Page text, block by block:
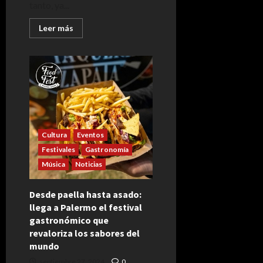
Leer más
más
Todo
lo
que
tenés
que
saber
sobre
el
Cosquín
Rock
2025:
precios
de
entradas
y
Cultura
Eventos
Festivales
Gastronomía
Música
Noticias
Desde paella hasta asado:
llega a Palermo el festival
gastronómico que
revaloriza los sabores del
mundo